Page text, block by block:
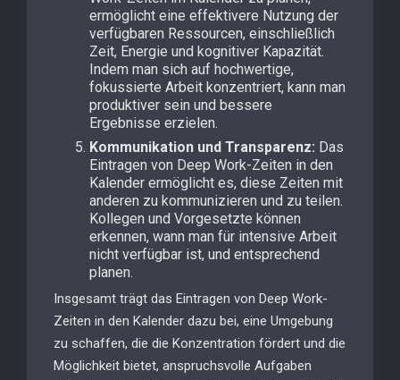
ermöglicht eine effektivere Nutzung der
verfügbaren Ressourcen, einschließlich
Zeit, Energie und kognitiver Kapazität.
Indem man sich auf hochwertige,
fokussierte Arbeit konzentriert, kann man
produktiver sein und bessere
Ergebnisse erzielen.
Kommunikation und Transparenz: Das
Eintragen von Deep Work-Zeiten in den
Kalender ermöglicht es, diese Zeiten mit
anderen zu kommunizieren und zu teilen.
Kollegen und Vorgesetzte können
erkennen, wann man für intensive Arbeit
nicht verfügbar ist, und entsprechend
planen.
Insgesamt trägt das Eintragen von Deep Work-
Zeiten in den Kalender dazu bei, eine Umgebung
zu schaffen, die die Konzentration fördert und die
Möglichkeit bietet, anspruchsvolle Aufgaben